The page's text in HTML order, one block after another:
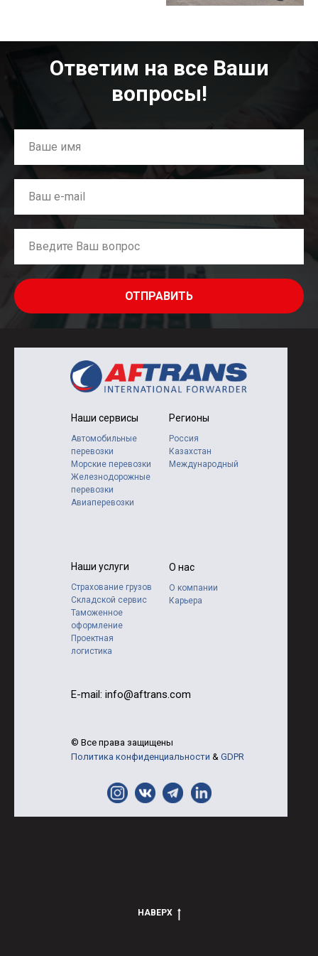
Ответим на все Ваши
вопросы!
ОТПРАВИТЬ
© Все права защищены
Политика конфиденциальности & GDPR
О нас
E-mail: info@aftrans.com
О компании
Карьера
Наши сервисы
Автомобильные
перевозки
Морские перевозки
Железнодорожные
перевозки
Авиаперевозки
Регионы
Россия
Казахстан
Международный
Наши услуги
Страхование грузов
Складской сервис
Таможенное
оформление
Проектная
логистика
НАВЕРХ